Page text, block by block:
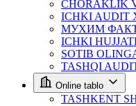
CHORAKLIK
ICHKI AUDIT
МУХИМ
ICHKI
SOTIB
TASHQI
Online tablo
TASHKENT